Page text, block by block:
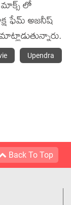
మాక్స్ లో
ఫేమ్ అజనీష్
Upendra
Back To Top